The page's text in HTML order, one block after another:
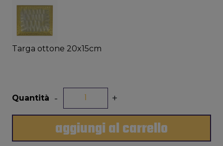
Targa ottone 20x15cm
Quantità - +
aggiungi al carrello